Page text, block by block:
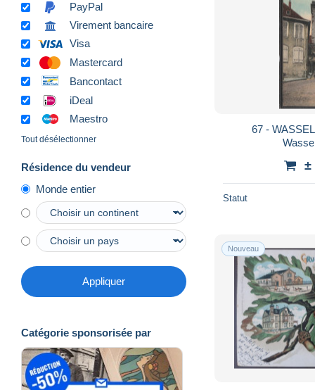
PayPal
Virement bancaire
Visa
Mastercard
Bancontact
iDeal
Maestro
Tout désélectionner
Résidence du vendeur
Monde entier
Appliquer
Catégorie sponsorisée par
67 -
±
Statut
Nouveau